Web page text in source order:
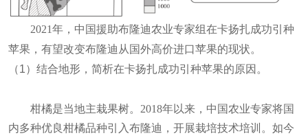
2021年，中国援助布隆迪农业专家组在卡扬扎成功引种
苹果，有望改变布隆迪从国外高价进口苹果的现状。
（1）结合地形，简析在卡扬扎成功引种苹果的原因。
柑橘是当地主栽果树。2018年以来，中国农业专家将国
内多种优良柑橘品种引入布隆迪，开展栽培技术培训。如今